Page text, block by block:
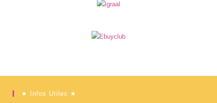
★ Infos Utiles ★